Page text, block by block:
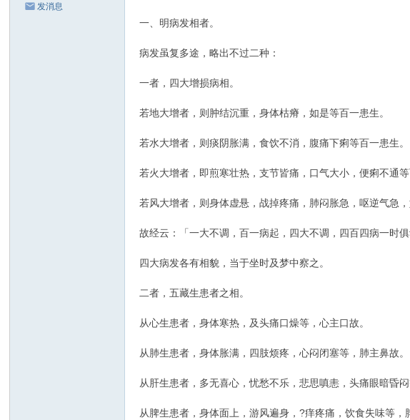
发消息
一、明病发相者。
病发虽复多途，略出不过二种：
一者，四大增损病相。
若地大增者，则肿结沉重，身体枯瘠，如是等百一患生。
若水大增者，则痰阴胀满，食饮不消，腹痛下痢等百一患生。
若火大增者，即煎寒壮热，支节皆痛，口气大小，便痢不通等
若风大增者，则身体虚悬，战掉疼痛，肺闷胀急，呕逆气急，
故经云：「一大不调，百一病起，四大不调，四百四病一时俱
四大病发各有相貌，当于坐时及梦中察之。
二者，五藏生患者之相。
从心生患者，身体寒热，及头痛口燥等，心主口故。
从肺生患者，身体胀满，四肢烦疼，心闷闭塞等，肺主鼻故。
从肝生患者，多无喜心，忧愁不乐，悲思嗔恚，头痛眼暗昏闷
从脾生患者，身体面上，游风遍身，?痒疼痛，饮食失味等，